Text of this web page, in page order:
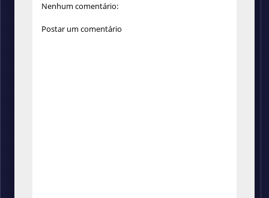
Nenhum comentário:
Postar um comentário